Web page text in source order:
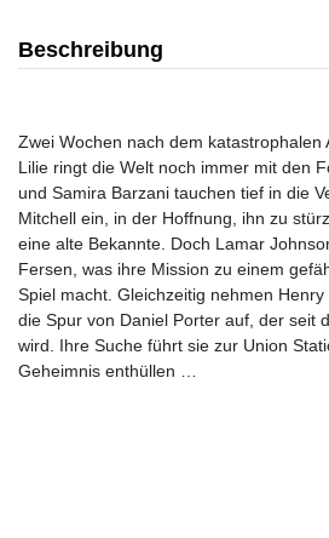
Beschreibung
Zwei Wochen nach dem katastrophalen
Lilie ringt die Welt noch immer mit den
und Samira Barzani tauchen tief in die
Mitchell ein, in der Hoffnung, ihn zu
eine alte Bekannte. Doch Lamar
Fersen, was ihre Mission zu einem
Spiel macht. Gleichzeitig nehmen
die Spur von Daniel Porter auf, der seit
wird. Ihre Suche führt sie zur Union
Geheimnis enthüllen …